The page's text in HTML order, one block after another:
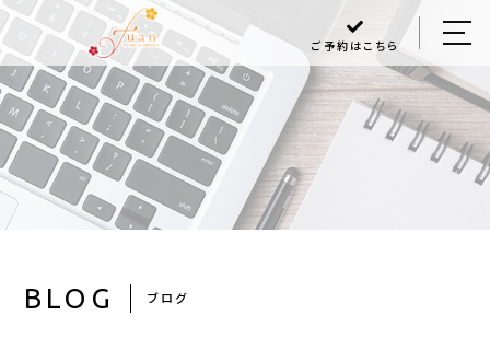
ご予約はこちら
BLOG ブログ
HOME
ABOUT US
MENU
Q＆A